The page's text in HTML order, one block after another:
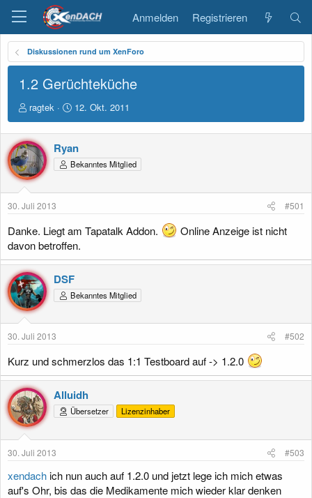
Anmelden Registrieren
Diskussionen rund um XenForo
1.2 Gerüchteküche
E
r
s
t
e
l
l
e
r
ragtek
E
r
s
t
e
l
t
12. Okt. 2011
Ryan
Bekanntes Mitglied
30. Juli 2013 #501
Danke. Liegt am Tapatalk Addon.
Online Anzeige ist nicht
davon betroffen.
DSF
Bekanntes Mitglied
30. Juli 2013 #502
Kurz und schmerzlos das 1:1 Testboard auf -> 1.2.0
Alluidh
Übersetzer Lizenzinhaber
30. Juli 2013 #503
xendachich nun auch auf 1.2.0 und jetzt lege ich mich etwas
auf's Ohr, bis das die Medikamente mich wieder klar denken